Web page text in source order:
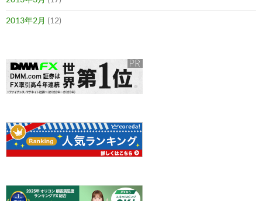
2013年2月 (12)